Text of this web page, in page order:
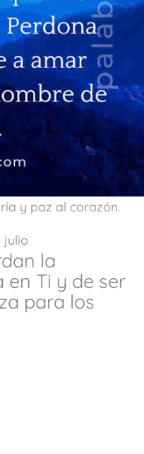
y paz al corazón.
julio
la
Ti y de ser
para los